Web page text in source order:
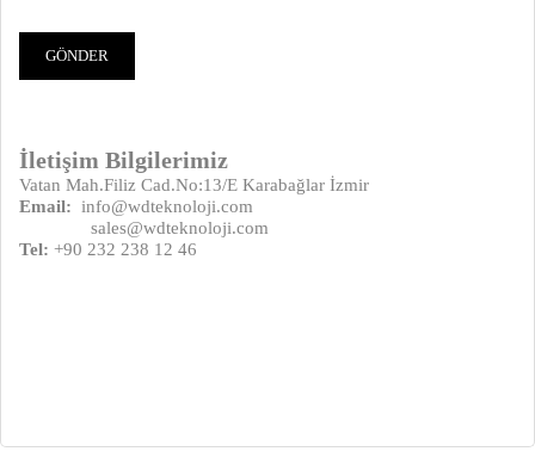
İletişim Bilgilerimiz
Vatan Mah.Filiz Cad.No:13/E Karabağlar İzmir
Email: info@wdteknoloji.com
sales@wdteknoloji.com
Tel: +90 232 238 12 46